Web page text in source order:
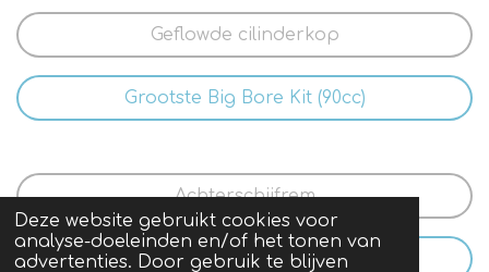
Deze website gebruikt cookies voor
analyse-doeleinden en/of het tonen van
advertenties. Door gebruik te blijven
Geflowde cilinderkop
Grootste Big Bore Kit (90cc)
Achterschijfrem
Injectiesysteem + Tunen